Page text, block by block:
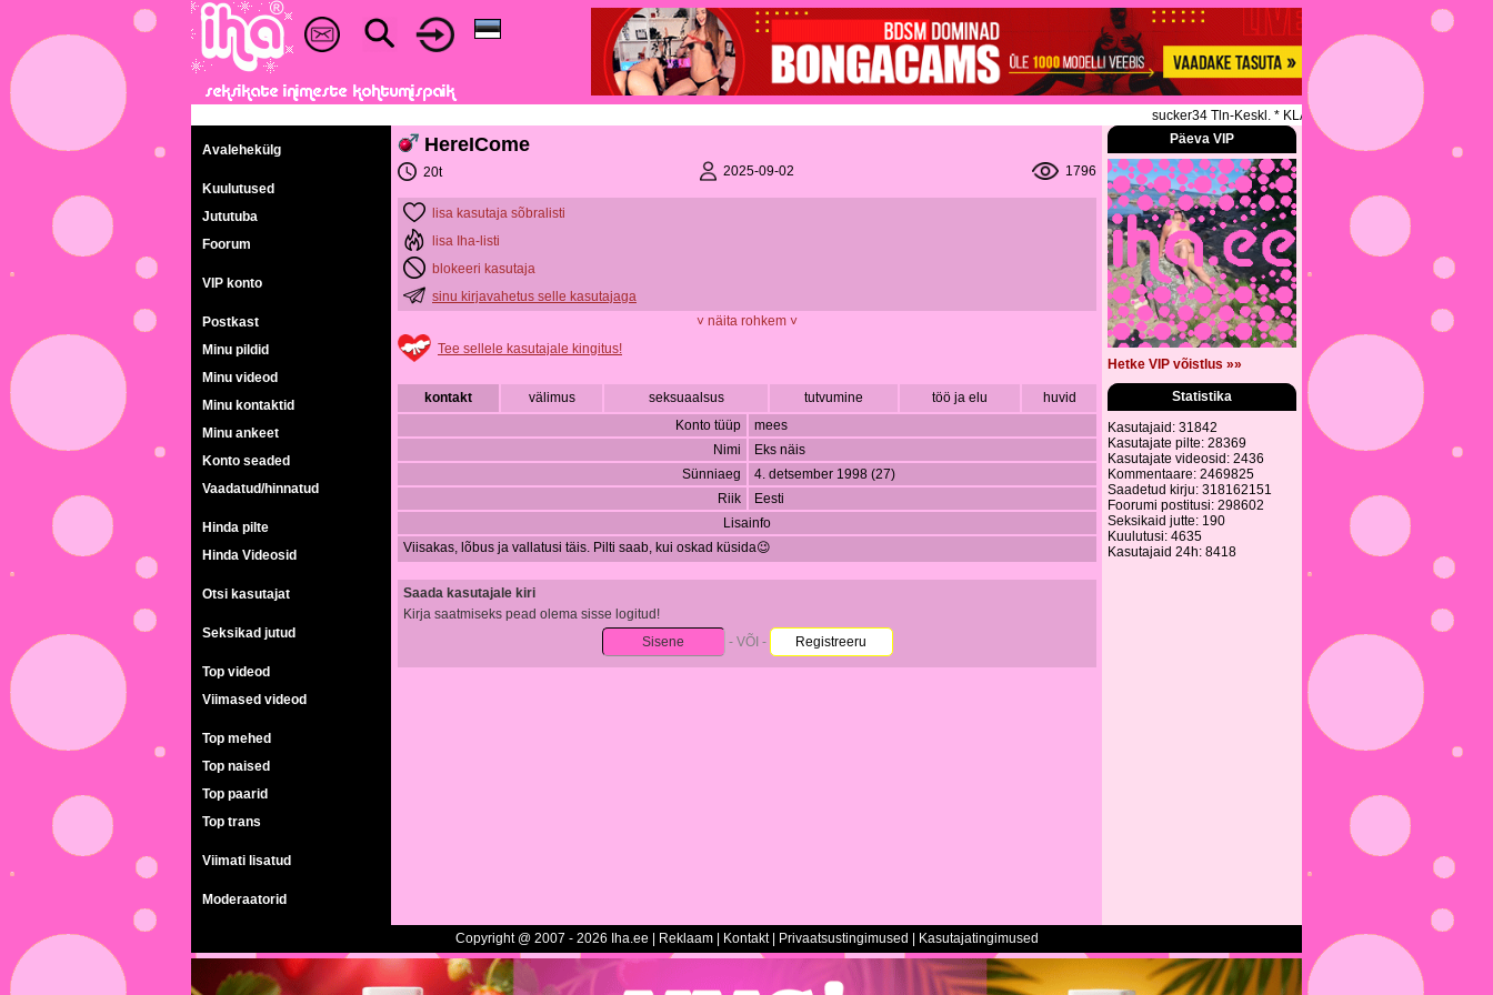
sucker34 Tln-Keskl. * KLASSIKALINE *
Avalehekülg
Kuulutused
Jututuba
Foorum
VIP konto
Postkast
Minu pildid
Minu videod
Minu kontaktid
Minu ankeet
Konto seaded
Vaadatud/hinnatud
Hinda pilte
Hinda Videosid
Otsi kasutajat
Seksikad jutud
Top videod
Viimased videod
Top mehed
Top naised
Top paarid
Top trans
Viimati lisatud
Moderaatorid
HereICome
20t 2025-09-02 1796
lisa kasutaja sõbralisti
lisa Iha-listi
blokeeri kasutaja
sinu kirjavahetus selle kasutajaga
˅ näita rohkem ˅
Tee sellele kasutajale kingitus!
kontakt välimus seksuaalsus tutvumine töö ja elu
huvid
Konto tüüp
mees
Nimi
Eks näis
Sünniaeg
4. detsember 1998 (27)
Riik
Eesti
Lisainfo
Viisakas, lõbus ja vallatusi täis. Pilti saab, kui oskad küsida😉
Saada kasutajale kiri
Kirja saatmiseks pead olema sisse logitud!
Sisene
- VÕI - Registreeru
Päeva VIP
Hetke VIP võistlus »»
Statistika
Kasutajaid: 31842
Kasutajate pilte: 28369
Kasutajate videosid: 2436
Kommentaare: 2469825
Saadetud kirju: 318162151
Foorumi postitusi: 298602
Seksikaid jutte: 190
Kuulutusi: 4635
Kasutajaid 24h: 8418
Copyright @ 2007 - 2026 Iha.ee | Reklaam| Kontakt| Privaatsustingimused Kasutajatingimused